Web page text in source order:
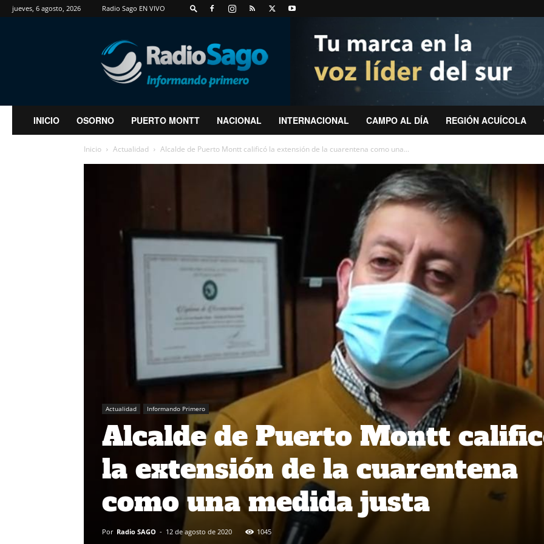
jueves, 6 agosto, 2026 Radio Sago EN VIVO
RadioSago
INICIO OSORNO PUERTO MONTT NACIONAL INTERNACIONAL CAMPO AL DÍA REGIÓN ACUÍCOLA
Inicio Actualidad Alcalde de Puerto Montt calificó la extensión de la cuarentena como una...
Actualidad Informando Primero
Alcalde de Puerto Montt
la extensión de la cuarentena
como una medida justa
Por Radio SAGO - 12 de agosto de 2020 1045